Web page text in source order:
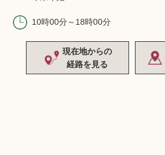
10時00分～18時00分
現在地からの
経路を見る